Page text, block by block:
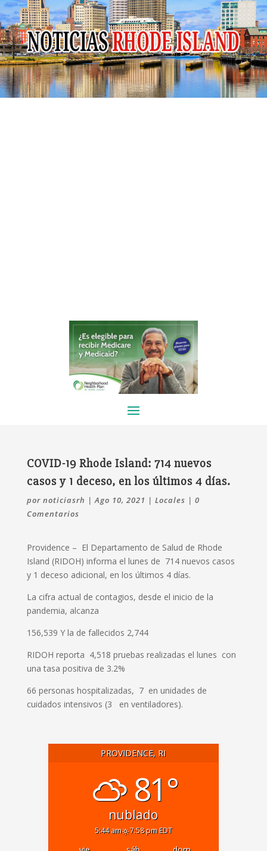
COVID-19 Rhode Island: 714 nuevos
casos y 1 deceso, en los últimos 4 días.
por noticiasrh | Ago 10, 2021 | Locales | 0
Comentarios
Providence – El Departamento de Salud de Rhode
Island (RIDOH) informa el lunes de 714 nuevos casos
y 1 deceso adicional, en los últimos 4 días.
La cifra actual de contagios, desde el inicio de la
pandemia, alcanza
156,539 Y la de fallecidos 2,744
RIDOH reporta 4,518 pruebas realizadas el lunes con
una tasa positiva de 3.2%
66 personas hospitalizadas, 7 en unidades de
cuidados intensivos (3 en ventiladores).
PROVIDENCE, RI
81°
nublado
5:44 am 7:58 pm EDT